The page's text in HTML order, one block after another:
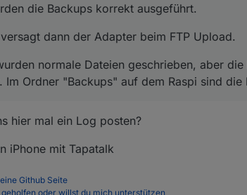
die Backups korrekt ausgeführt.
dann der Adapter beim FTP Upload.
normale Dateien geschrieben, aber
Im Ordner "Backups" auf dem Raspi sind
hier mal ein Log posten?
iPhone mit Tapatalk
Github Seite
oder willst du mich unterstützen